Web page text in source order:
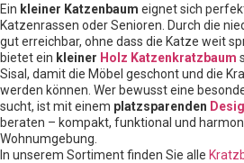
Ein kleiner Katzenbaum eignet sich
Katzenrassen oder Senioren. Durch die
gut erreichbar, ohne dass die Katze weit
bietet ein kleiner Holz Katzenkratzbaum
Sisal, damit die Möbel geschont und die
werden können. Wer bewusst eine
sucht, ist mit einem platzsparenden
beraten – kompakt, funktional und
Wohnumgebung.
In unserem Sortiment finden Sie alle